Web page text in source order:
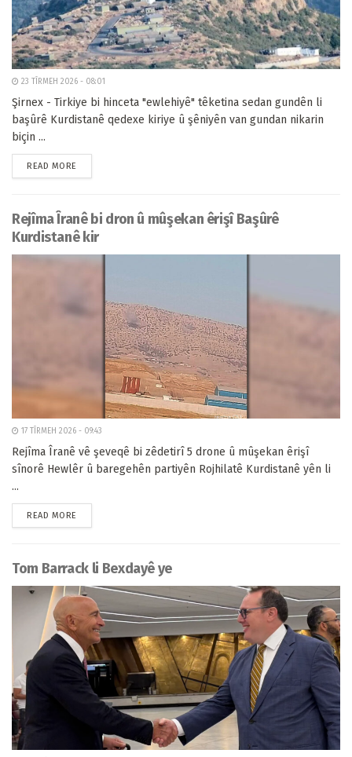
23 TÎRMEH 2026 - 08:01
Şirnex - Tirkiye bi hinceta "ewlehiyê" têketina sedan gundên li
başûrê Kurdistanê qedexe kiriye û şêniyên van gundan nikarin
biçin ...
READ MORE
Rejîma Îranê bi dron û mûşekan êrişî Başûrê
Kurdistanê kir
17 TÎRMEH 2026 - 09:43
Rejîma Îranê vê şeveqê bi zêdetirî 5 drone û mûşekan êrişî
sînorê Hewlêr û baregehên partiyên Rojhilatê Kurdistanê yên li
...
READ MORE
Tom Barrack li Bexdayê ye